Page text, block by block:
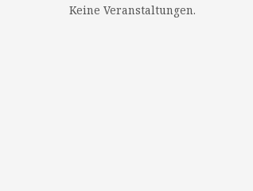
Keine Veranstaltungen.